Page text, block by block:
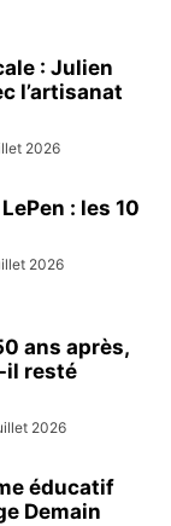
: Julien
l’artisanat
2026
: les 10
2026
ans après,
il resté
2026
éducatif
Demain